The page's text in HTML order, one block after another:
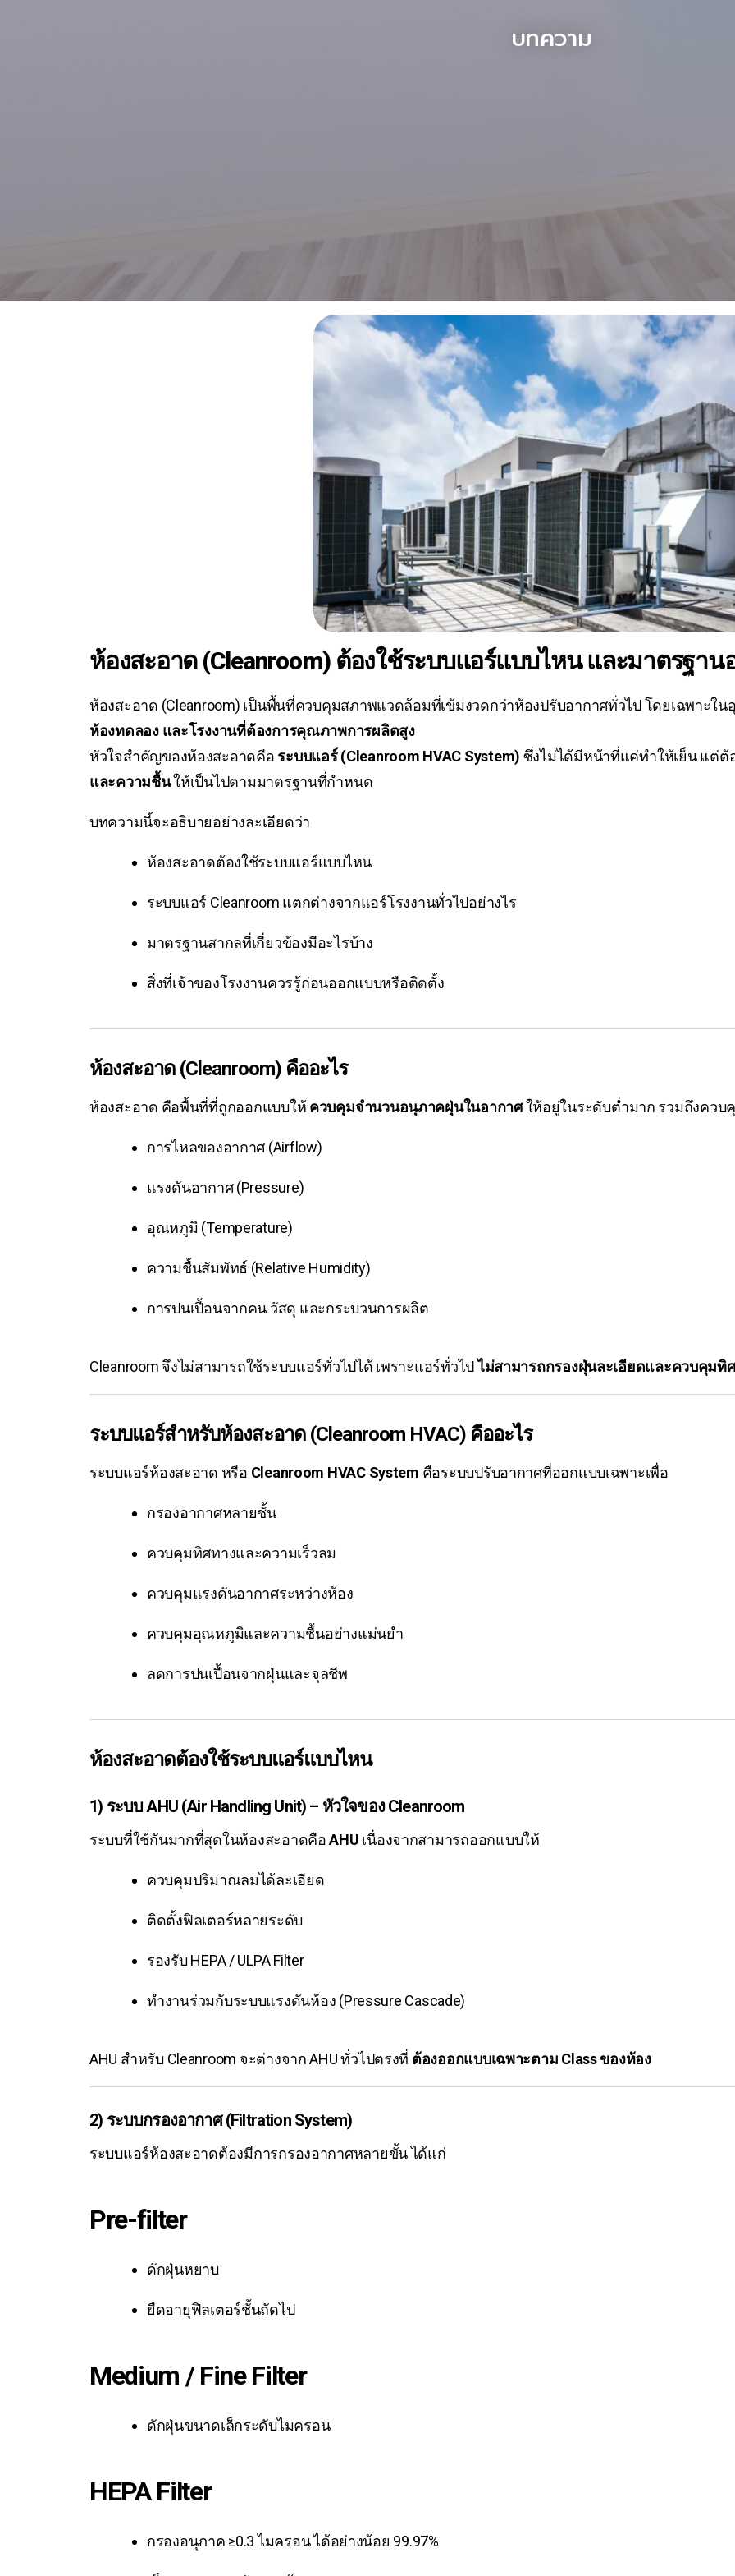
บทความ
ห้องสะอาด (Cleanroom) ต้องใช้ระบบแอร์แบบไหน และมาตรฐาน
ห้องสะอาด (Cleanroom) เป็นพื้นที่ควบคุมสภาพแวดล้อมที่เข้มงวดกว่าห้องปรับอากาศทั่วไป โดยเฉพาะใน
ห้องทดลอง และโรงงานที่ต้องการคุณภาพการผลิตสูง
หัวใจสำคัญของห้องสะอาดคือ ระบบแอร์ (Cleanroom HVAC System) ซึ่งไม่ได้มีหน้าที่แค่ทำให้เย็น แต่ต้
และความชื้นให้เป็นไปตามมาตรฐานที่กำหนด
บทความนี้จะอธิบายอย่างละเอียดว่า
ห้องสะอาดต้องใช้ระบบแอร์แบบไหน
ระบบแอร์ Cleanroom แตกต่างจากแอร์โรงงานทั่วไปอย่างไร
มาตรฐานสากลที่เกี่ยวข้องมีอะไรบ้าง
สิ่งที่เจ้าของโรงงานควรรู้ก่อนออกแบบหรือติดตั้ง
ห้องสะอาด (Cleanroom) คืออะไร
ห้องสะอาด คือพื้นที่ที่ถูกออกแบบให้ควบคุมจำนวนอนุภาคฝุ่นในอากาศให้อยู่ในระดับต่ำมาก รวมถึงควบ
การไหลของอากาศ (Airflow)
แรงดันอากาศ (Pressure)
อุณหภูมิ (Temperature)
ความชื้นสัมพัทธ์ (Relative Humidity)
การปนเปื้อนจากคน วัสดุ และกระบวนการผลิต
Cleanroom จึงไม่สามารถใช้ระบบแอร์ทั่วไปได้ เพราะแอร์ทั่วไปไม่สามารถกรองฝุ่นละเอียดและควบคุมทิ
ระบบแอร์สำหรับห้องสะอาด (Cleanroom HVAC) คืออะไร
ระบบแอร์ห้องสะอาด หรือ Cleanroom HVAC System คือระบบปรับอากาศที่ออกแบบเฉพาะเพื่อ
กรองอากาศหลายชั้น
ควบคุมทิศทางและความเร็วลม
ควบคุมแรงดันอากาศระหว่างห้อง
ควบคุมอุณหภูมิและความชื้นอย่างแม่นยำ
ลดการปนเปื้อนจากฝุ่นและจุลชีพ
ห้องสะอาดต้องใช้ระบบแอร์แบบไหน
1) ระบบ AHU (Air Handling Unit) – หัวใจของ Cleanroom
ระบบที่ใช้กันมากที่สุดในห้องสะอาดคือAHU เนื่องจากสามารถออกแบบให้
ควบคุมปริมาณลมได้ละเอียด
ติดตั้งฟิลเตอร์หลายระดับ
รองรับ HEPA / ULPA Filter
ทำงานร่วมกับระบบแรงดันห้อง (Pressure Cascade)
AHU สำหรับ Cleanroom จะต่างจาก AHU ทั่วไปตรงที่ ต้องออกแบบเฉพาะตาม Class ของห้อง
2) ระบบกรองอากาศ (Filtration System)
ระบบแอร์ห้องสะอาดต้องมีการกรองอากาศหลายขั้น ได้แก่
Pre-filter
ดักฝุ่นหยาบ
ยืดอายุฟิลเตอร์ชั้นถัดไป
Medium / Fine Filter
ดักฝุ่นขนาดเล็กระดับไมครอน
HEPA Filter
กรองอนุภาค ≥0.3 ไมครอน ได้อย่างน้อย 99.97%